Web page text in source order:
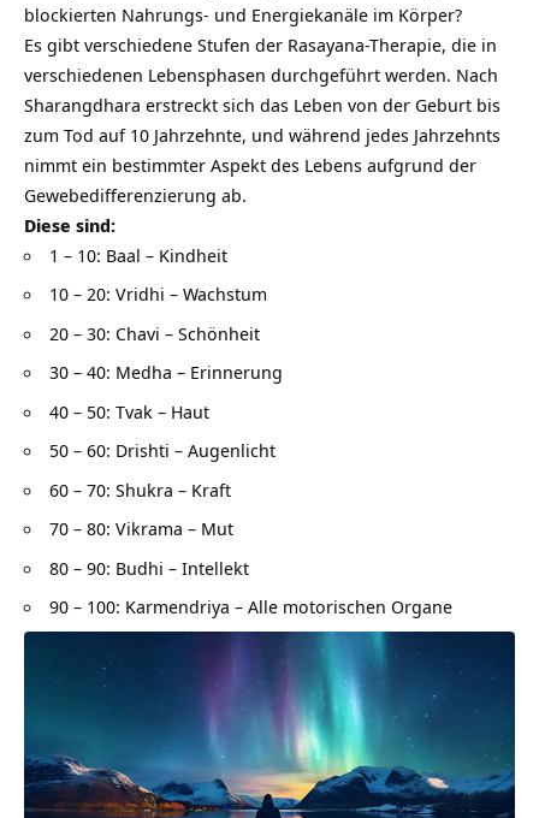
blockierten Nahrungs- und Energiekanäle im Körper?
Es gibt verschiedene Stufen der Rasayana-Therapie, die in
verschiedenen Lebensphasen durchgeführt werden. Nach
Sharangdhara erstreckt sich das Leben von der Geburt bis
zum Tod auf 10 Jahrzehnte, und während jedes Jahrzehnts
nimmt ein bestimmter Aspekt des Lebens aufgrund der
Gewebedifferenzierung ab.
Diese sind:
1 – 10: Baal – Kindheit
10 – 20: Vridhi – Wachstum
20 – 30: Chavi – Schönheit
30 – 40: Medha – Erinnerung
40 – 50: Tvak – Haut
50 – 60: Drishti – Augenlicht
60 – 70: Shukra – Kraft
70 – 80: Vikrama – Mut
80 – 90: Budhi – Intellekt
90 – 100: Karmendriya – Alle motorischen Organe